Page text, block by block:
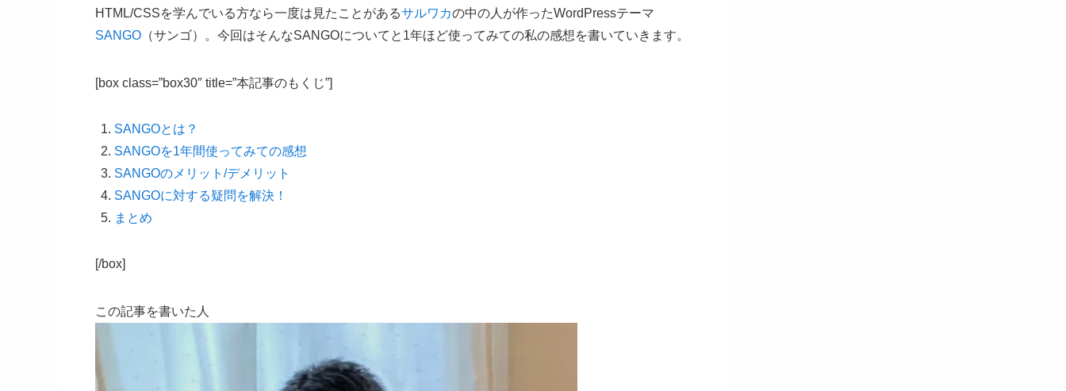
HTML/CSSを学んでいる方なら一度は見たことがあるサルワカの中の人が作ったWordPressテーマ
SANGO （サンゴ）。今回はそんなSANGOについてと1年ほど使ってみての私の感想を書いていきます。
[box class=”box30″ title=”本記事のもくじ”]
SANGOとは？
SANGOを1年間使ってみての感想
SANGOのメリット/デメリット
SANGOに対する疑問を解決！
まとめ
[/box]
この記事を書いた人